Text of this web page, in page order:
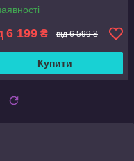
6 199 ₴ від 6 599 ₴
Купити